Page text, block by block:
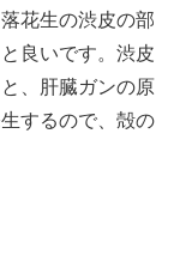
花生の渋皮の部
良いです。渋皮
、肝臓ガンの原
するので、殻の